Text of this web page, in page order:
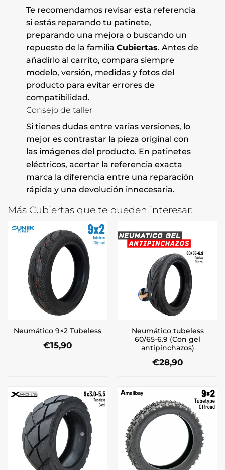
Te recomendamos revisar esta referencia
si estás reparando tu patinete,
preparando una mejora o buscando un
repuesto de la familia Cubiertas. Antes de
añadirlo al carrito, compara siempre
modelo, versión, medidas y fotos del
producto para evitar errores de
compatibilidad.
Consejo de taller
Si tienes dudas entre varias versiones, lo
mejor es contrastar la pieza original con
las imágenes del producto. En patinetes
eléctricos, acertar la referencia exacta
marca la diferencia entre una reparación
rápida y una devolución innecesaria.
Más Cubiertas que te pueden interesar:
Neumático 9×2 Tubeless
€15,90
Neumático tubeless
60/65-6.9 (Con gel
antipinchazos)
€28,90